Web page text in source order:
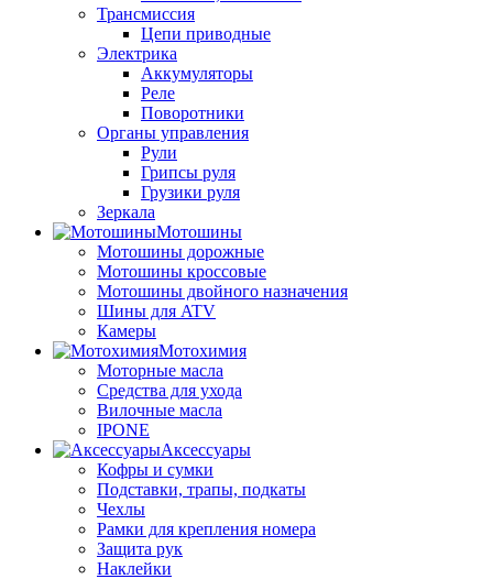
Трансмиссия
Цепи приводные
Электрика
Аккумуляторы
Реле
Поворотники
Органы управления
Рули
Грипсы руля
Грузики руля
Зеркала
Мотошины
Мотошины дорожные
Мотошины кроссовые
Мотошины двойного назначения
Шины для ATV
Камеры
Мотохимия
Моторные масла
Средства для ухода
Вилочные масла
IPONE
Аксессуары
Кофры и сумки
Подставки, трапы, подкаты
Чехлы
Рамки для крепления номера
Защита рук
Наклейки